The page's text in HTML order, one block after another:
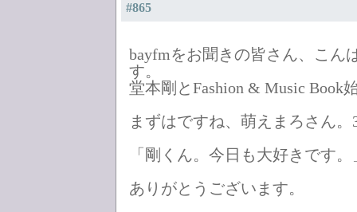
#865
bayfmをお聞きの皆さん、こん
す。
堂本剛とFashion & Music Book
まずはですね、萌えまろさん。
「剛くん。今日も大好きです。
ありがとうございます。